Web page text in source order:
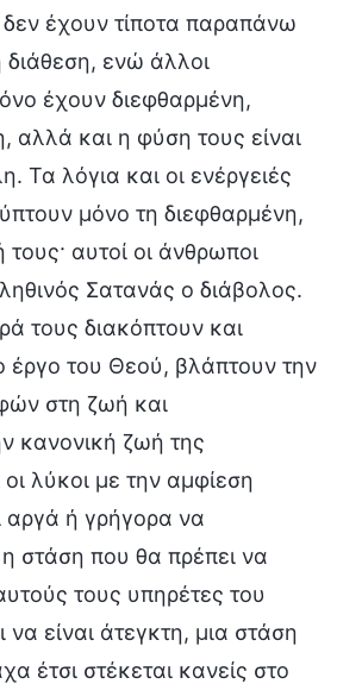
δεν έχουν τίποτα παραπάνω
ενώ άλλοι
έχουν διεφθαρμένη,
αλλά και η φύση τους είναι
Τα λόγια και οι ενέργειές
μόνο τη διεφθαρμένη,
τους· αυτοί οι άνθρωποι
Σατανάς ο διάβολος.
τους διακόπτουν και
έργο του Θεού, βλάπτουν την
στη ζωή και
κανονική ζωή της
λύκοι με την αμφίεση
αργά ή γρήγορα να
στάση που θα πρέπει να
τους υπηρέτες του
είναι άτεγκτη, μια στάση
έτσι στέκεται κανείς στο